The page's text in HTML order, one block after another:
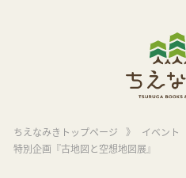
ちえなみきトップページ 》 イベント
特別企画『古地図と空想地図展』